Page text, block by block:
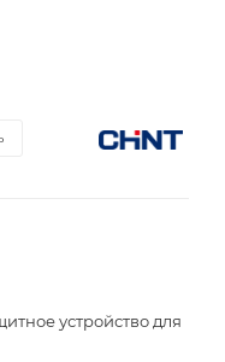
устройство для